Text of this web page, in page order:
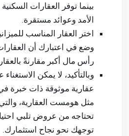
بينما توفر العقارات
الأمد وعوائد مستقرة.
اختر العقار المناسب
وضع في اعتبارك أن
رأس مال أكبر مقارنةً
وبالتأكيد، لا يمكن
عقارية موثوقة ذات خبرة
مثل هومست العقارية،
تحتاجه من عروض تلبي
توجهك نحو نجاح استثمارك.